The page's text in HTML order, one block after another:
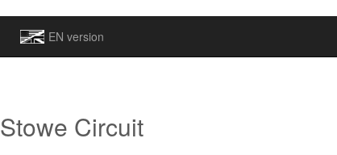
EN version
Stowe Circuit